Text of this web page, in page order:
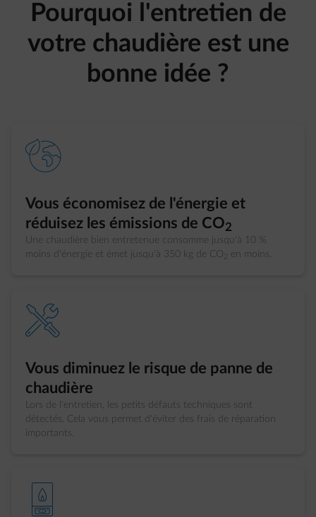
Pourquoi l'entretien de
votre chaudière est une
bonne idée ?
element-eco-planet
Vous économisez de l'énergie et
réduisez les émissions de CO2
Une chaudière bien entretenue consomme jusqu'à 10 %
moins d'énergie et émet jusqu'à 350 kg de CO
en moins.
element-settings
Vous diminuez le risque de panne de
chaudière
Lors de l'entretien, les petits défauts techniques sont
détectés. Cela vous permet d'éviter des frais de réparation
importants.
element-boiler-gas